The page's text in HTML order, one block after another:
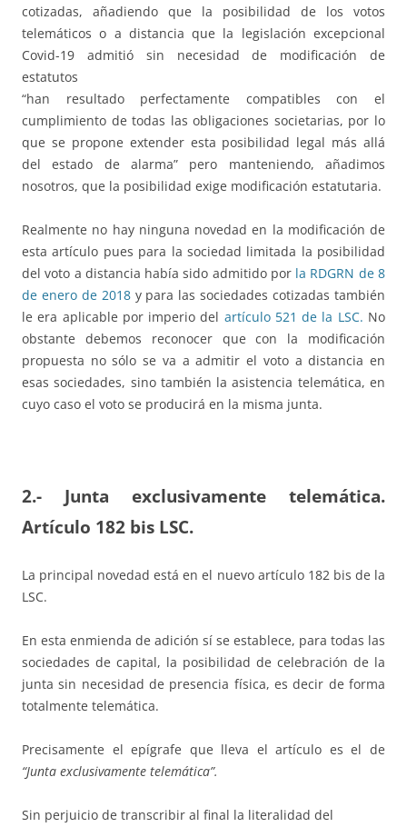
cotizadas, añadiendo que la posibilidad de los votos
telemáticos o a distancia que la legislación excepcional
Covid-19 admitió sin necesidad de modificación de
estatutos
“han resultado perfectamente compatibles con el
cumplimiento de todas las obligaciones societarias, por lo
que se propone extender esta posibilidad legal más allá
del estado de alarma” pero manteniendo, añadimos
nosotros, que la posibilidad exige modificación estatutaria.
Realmente no hay ninguna novedad en la modificación de
esta artículo pues para la sociedad limitada la posibilidad
del voto a distancia había sido admitido por la RDGRN de 8
de enero de 2018y para las sociedades cotizadas también
le era aplicable por imperio del artículo 521 de la LSC. No
obstante debemos reconocer que con la modificación
propuesta no sólo se va a admitir el voto a distancia en
esas sociedades, sino también la asistencia telemática, en
cuyo caso el voto se producirá en la misma junta.
2.- Junta exclusivamente telemática.
Artículo 182 bis LSC.
La principal novedad está en el nuevo artículo 182 bis de la
LSC.
En esta enmienda de adición sí se establece, para todas las
sociedades de capital, la posibilidad de celebración de la
junta sin necesidad de presencia física, es decir de forma
totalmente telemática.
Precisamente el epígrafe que lleva el artículo es el de
“Junta exclusivamente telemática”.
Sin perjuicio de transcribir al final la literalidad del